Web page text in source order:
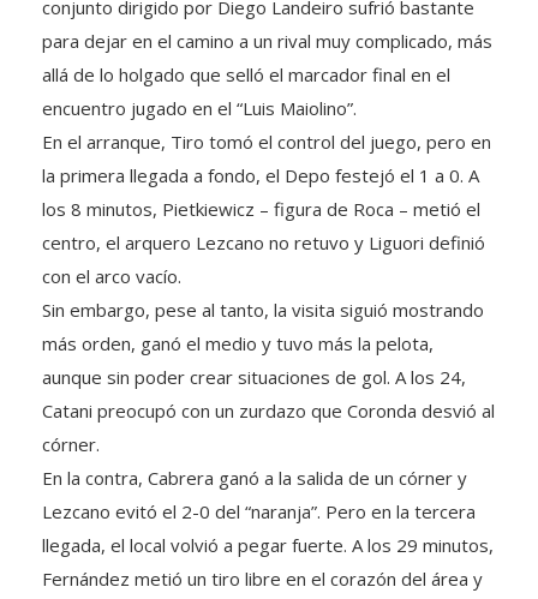
para dejar en el camino a un rival muy complicado, más
allá de lo holgado que selló el marcador final en el
encuentro jugado en el “Luis Maiolino”.
En el arranque, Tiro tomó el control del juego, pero en
la primera llegada a fondo, el Depo festejó el 1 a 0. A
los 8 minutos, Pietkiewicz – figura de Roca – metió el
centro, el arquero Lezcano no retuvo y Liguori definió
con el arco vacío.
Sin embargo, pese al tanto, la visita siguió mostrando
más orden, ganó el medio y tuvo más la pelota,
aunque sin poder crear situaciones de gol. A los 24,
Catani preocupó con un zurdazo que Coronda desvió al
córner.
En la contra, Cabrera ganó a la salida de un córner y
Lezcano evitó el 2-0 del “naranja”. Pero en la tercera
llegada, el local volvió a pegar fuerte. A los 29 minutos,
Fernández metió un tiro libre en el corazón del área y
Guevara ganó de cabeza para el 2 a 0.